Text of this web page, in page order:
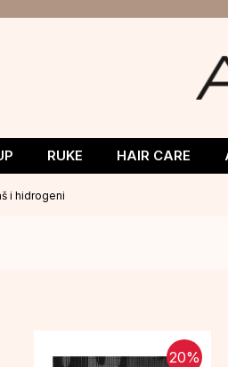
RUKE HAIR CARE
i hidrogeni
20%